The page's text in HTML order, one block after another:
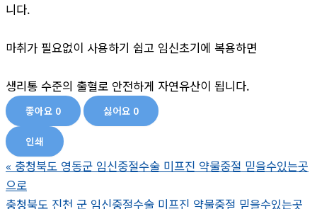
니다.
마취가 필요없이 사용하기 쉽고 임신초기에 복용하면
생리통 수준의 출혈로 안전하게 자연유산이 됩니다.
좋아요 0 싫어요 0
인쇄
« 충청북도 영동군 임신중절수술 미프진 약물중절 믿을수있는곳
으로
충청북도 진천 군 임신중절수술 미프진 약물중절 믿을수있는곳